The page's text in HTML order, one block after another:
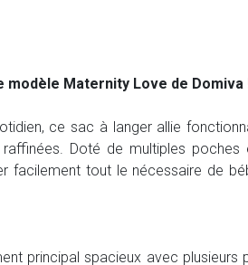
Maternity Love de Domiva
ce sac à langer allie
Doté de multiples poches
facilement tout le nécessaire de
principal spacieux avec plusieurs